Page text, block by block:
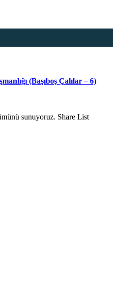
(Başıboş Çalılar – 6)
sunuyoruz. Share List